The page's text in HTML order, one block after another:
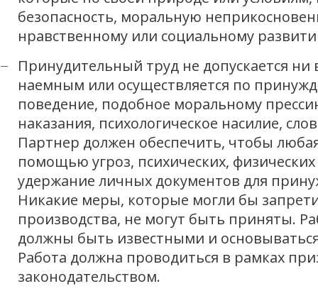
безопасность, моральную
нравственному или социальному
Принудительный труд не допускается
наемным или осуществляется по
поведение, подобное моральному
наказания, психологическое насилие,
Партнер должен обеспечить, чтобы
помощью угроз, психических,
удержание личных документов для
Никакие меры, которые могли бы
производства, не могут быть приняты.
должны быть известными и
Работа должна проводиться в рамках
законодательством.